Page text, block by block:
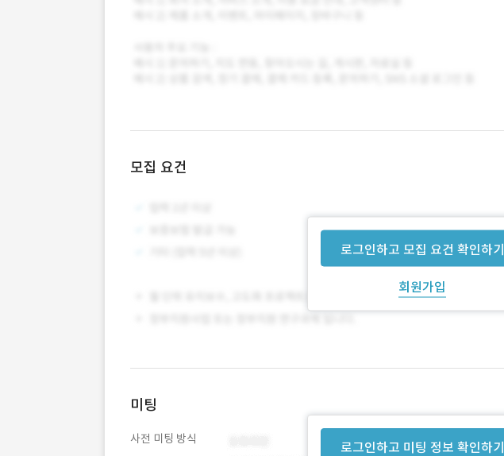
모집 요건
로그인하고 모집 요건 확인하기
회원가입
로그인하고 미팅 정보 확인하기
미팅
사전 미팅 방식